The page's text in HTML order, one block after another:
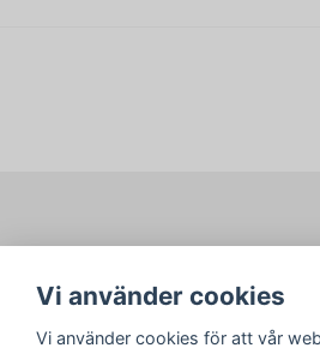
Köpvillkor
Logga
Glömt
Vi använder cookies
Vi använder cookies för att vår